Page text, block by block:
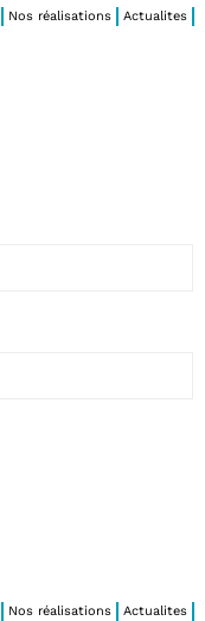
Nos réalisations Actualites
Nos réalisations Actualites